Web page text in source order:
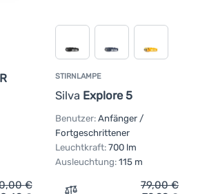
€
STIRNLAMPE
Silva Explore 5
Benutzer: Anfänger /
Fortgeschrittener
Leuchtkraft: 700 lm
Ausleuchtung: 115 m
79,00€